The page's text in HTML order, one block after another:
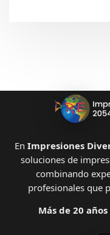
En Impresiones
soluciones de
combinando
profesionales que
Más de 20